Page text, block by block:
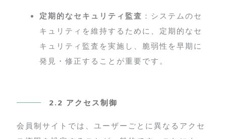
定期的なセキュリティ監査 ：システムのセ
キュリティを維持するために、定期的なセ
キュリティ監査を実施し、脆弱性を早期に
発見・修正することが重要です。
2.2 アクセス制御
会員制サイトでは、ユーザーごとに異なるアクセ